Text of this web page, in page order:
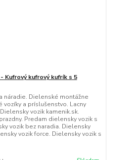
Kufrový kufrový kufrík s 5
náradie. Dielenské montážne
vozíky a príslušenstvo. Lacny
vozik kamenik.sk.
Predam dielensky vozik s
vozik bez naradia. Dielensky
vozik force. Dielensky vozik s